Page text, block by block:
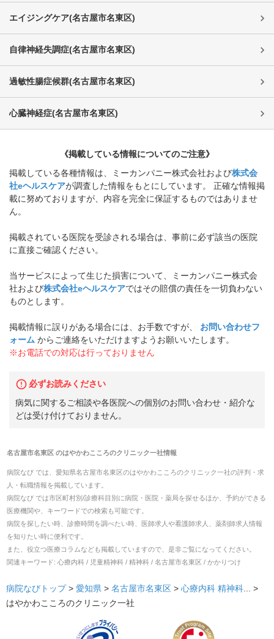
エイジングケア(名古屋市名東区)
自律神経失調症(名古屋市名東区)
過敏性腸症候群(名古屋市名東区)
心臓神経症(名古屋市名東区)
《掲載している情報についてのご注意》
掲載している各種情報は、ミーカンパニー株式会社および株式会
社eヘルスケアが調査した情報をもとにしています。 正確な情報掲
載に努めておりますが、内容を完全に保証するものではありませ
ん。
掲載されている医院を受診される場合は、事前に必ず該当の医院
に直接ご確認ください。
当サービスによって生じた損害について、ミーカンパニー株式会
社および株式会社eヘルスケアではその賠償の責任を一切負わない
ものとします。
掲載情報に誤りがある場合には、お手数ですが、
お問い合わせフ
ォーム からご連絡をいただけますようお願いいたします。
※お電話での対応は行っておりません
必ずお読みください
病気に関するご相談や各医院への個別のお問い合わせ・紹介な
どは受け付けておりません。
名古屋市名東区のはやかわこころのクリニック一社情報
病院なび では、 愛知県名古屋市名東区のはやかわこころのクリニック一社の評判・求
人・転職情報を掲載しています。
病院なび では市区町村別/診療科目別に病院・医院・薬局を探せるほか、予約ができる
医療機関や、キーワードでの検索も可能です。
病院を探したい時、診療時間を調べたい時、医師求人や看護師求人、薬剤師求人情報
を知りたい時に便利です。
また、役立つ医療コラムなども掲載していますので、是非ご覧になってください。
関連キーワード: 心療内科 / 児童精神科 / 精神科 / 名古屋市名東区 / かかりつけ
病院なびトップ > 愛知県 > 名古屋市名東区 > 心療内科 精神科... >
はやかわこころのクリニック一社